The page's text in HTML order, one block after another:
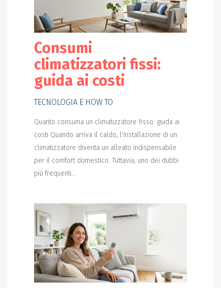
Consumi
climatizzatori fissi:
guida ai costi
TECNOLOGIA E HOW TO
Quanto consuma un climatizzatore fisso: guida ai
costi Quando arriva il caldo, l'installazione di un
climatizzatore diventa un alleato indispensabile
per il comfort domestico. Tuttavia, uno dei dubbi
più frequenti...